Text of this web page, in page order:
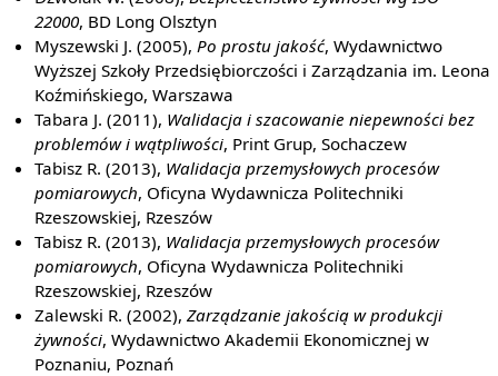
22000, BD Long Olsztyn
Myszewski J. (2005), Po prostu jakość, Wydawnictwo
Wyższej Szkoły Przedsiębiorczości i Zarządzania im. Leona
Koźmińskiego, Warszawa
Tabara J. (2011), Walidacja i szacowanie niepewności bez
problemów i wątpliwości, Print Grup, Sochaczew
Tabisz R. (2013), Walidacja przemysłowych procesów
pomiarowych, Oficyna Wydawnicza Politechniki
Rzeszowskiej, Rzeszów
Tabisz R. (2013), Walidacja przemysłowych procesów
pomiarowych, Oficyna Wydawnicza Politechniki
Rzeszowskiej, Rzeszów
Zalewski R. (2002),Zarządzanie jakością w produkcji
żywności, Wydawnictwo Akademii Ekonomicznej w
Poznaniu, Poznań